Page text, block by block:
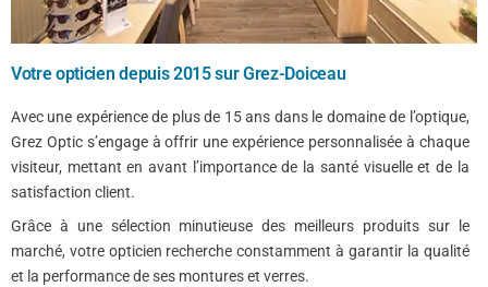
Votre opticien depuis 2015 sur Grez-Doiceau
Avec une expérience de plus de 15 ans dans le domaine de l’optique,
Grez Optic s’engage à offrir une expérience personnalisée à chaque
visiteur, mettant en avant l’importance de la santé visuelle et de la
satisfaction client.
Grâce à une sélection minutieuse des meilleurs produits sur le
marché, votre opticien recherche constamment à garantir la qualité
et la performance de ses montures et verres.